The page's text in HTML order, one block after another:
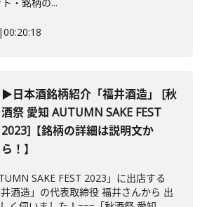
|00:20:18
▶日本酒銘柄紹介「福井酒造」 [秋
酒祭 愛知 AUTUMN SAKE FEST
2023]【銘柄の詳細は説明文か
ら！】
SAKE FEST 2023」に出店する
酒造」の代表取締役 福井さんから 出